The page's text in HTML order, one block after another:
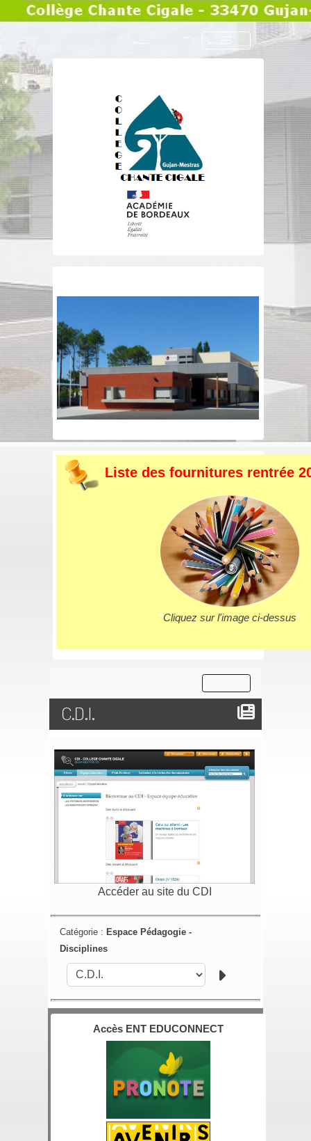
Liste des fournitures rentrée
*Cliquez sur l'image ci-dessus*
Accès ENT EDUCONNECT
C.D.I.
Accéder au site du CDI
Catégorie : Espace Pédagogie -
Disciplines